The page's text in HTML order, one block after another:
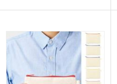
記念品など幅広くお使いいただけます。
るので用途に合わせてお選びください。